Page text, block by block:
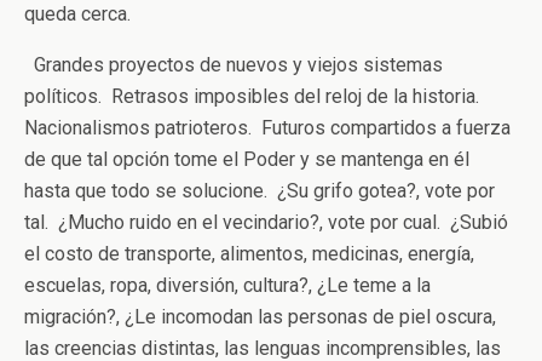
queda cerca.
Grandes proyectos de nuevos y viejos sistemas
políticos. Retrasos imposibles del reloj de la historia.
Nacionalismos patrioteros. Futuros compartidos a fuerza
de que tal opción tome el Poder y se mantenga en él
hasta que todo se solucione. ¿Su grifo gotea?, vote por
tal. ¿Mucho ruido en el vecindario?, vote por cual. ¿Subió
el costo de transporte, alimentos, medicinas, energía,
escuelas, ropa, diversión, cultura?, ¿Le teme a la
migración?, ¿Le incomodan las personas de piel oscura,
las creencias distintas, las lenguas incomprensibles, las